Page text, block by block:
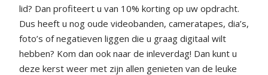
lid? Dan profiteert u van 10% korting op uw opdracht.
Dus heeft u nog oude videobanden, cameratapes, dia’s,
foto’s of negatieven liggen die u graag digitaal wilt
hebben? Kom dan ook naar de inleverdag! Dan kunt u
deze kerst weer met zijn allen genieten van de leuke